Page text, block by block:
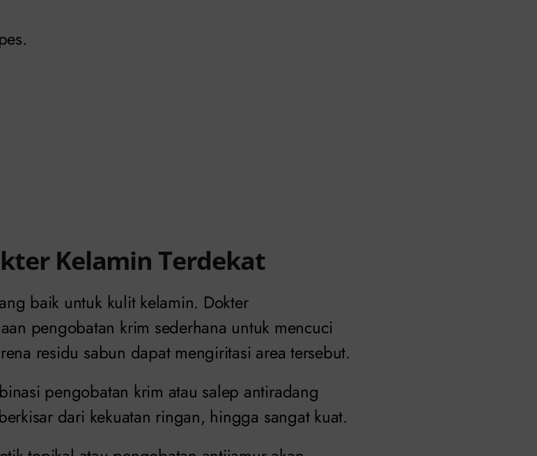
Kelamin Terdekat
baik untuk kulit kelamin. Dokter
pengobatan krim sederhana untuk mencuci
residu sabun dapat mengiritasi area tersebut.
pengobatan krim atau salep antiradang
dari kekuatan ringan, hingga sangat kuat.